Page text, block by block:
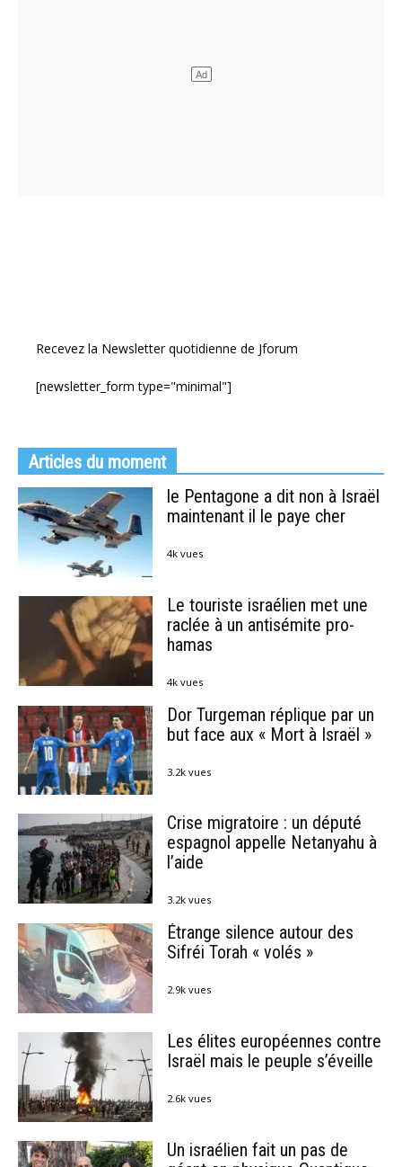
Recevez la Newsletter quotidienne de Jforum
[newsletter_form type="minimal"]
Articles du moment
le Pentagone a dit non à Israël
maintenant il le paye cher
4k vues
Le touriste israélien met une
raclée à un antisémite pro-
hamas
4k vues
Dor Turgeman réplique par un
but face aux « Mort à Israël »
3.2k vues
Crise migratoire : un député
espagnol appelle Netanyahu à
l’aide
3.2k vues
Étrange silence autour des
Sifréi Torah « volés »
2.9k vues
Les élites européennes contre
Israël mais le peuple s’éveille
2.6k vues
Un israélien fait un pas de